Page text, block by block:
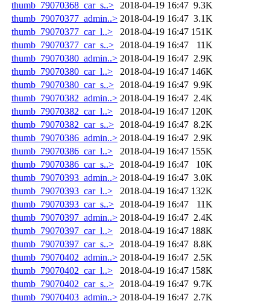
thumb_79070368_car_s..>
2018-04-19 16:47 9.3K
thumb_79070377_admin..> 2018-04-19 16:47 3.1K
thumb_79070377_car_l..>
2018-04-19 16:47 151K
thumb_79070377_car_s..>
2018-04-19 16:47
11K
thumb_79070380_admin..> 2018-04-19 16:47 2.9K
thumb_79070380_car_l..>
2018-04-19 16:47 146K
thumb_79070380_car_s..>
2018-04-19 16:47 9.9K
thumb_79070382_admin..> 2018-04-19 16:47 2.4K
thumb_79070382_car_l..>
2018-04-19 16:47 120K
thumb_79070382_car_s..>
2018-04-19 16:47 8.2K
thumb_79070386_admin..> 2018-04-19 16:47 2.9K
thumb_79070386_car_l..>
2018-04-19 16:47 155K
thumb_79070386_car_s..>
2018-04-19 16:47
10K
thumb_79070393_admin..> 2018-04-19 16:47 3.0K
thumb_79070393_car_l..>
2018-04-19 16:47 132K
thumb_79070393_car_s..>
2018-04-19 16:47
11K
thumb_79070397_admin..> 2018-04-19 16:47 2.4K
thumb_79070397_car_l..>
2018-04-19 16:47 188K
thumb_79070397_car_s..>
2018-04-19 16:47 8.8K
thumb_79070402_admin..> 2018-04-19 16:47 2.5K
thumb_79070402_car_l..>
2018-04-19 16:47 158K
thumb_79070402_car_s..>
2018-04-19 16:47 9.7K
thumb_79070403_admin..> 2018-04-19 16:47 2.7K